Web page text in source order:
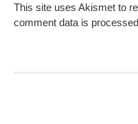
This site uses Akismet to
comment data is